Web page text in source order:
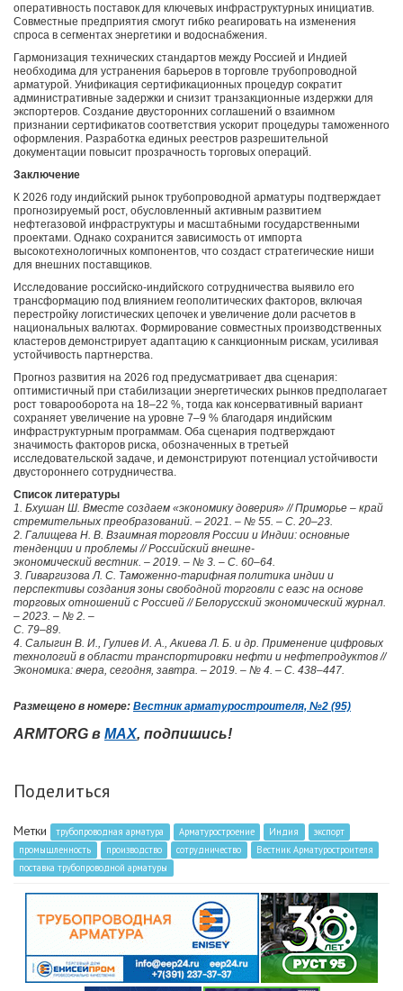
оперативность поставок для ключевых инфраструктурных инициатив.
Совместные предприятия смогут гибко реагировать на изменения
спроса в сегментах энергетики и водоснабжения.
Гармонизация технических стандартов между Россией и Индией
необходима для устранения барьеров в торговле трубопроводной
арматурой. Унификация сертификационных процедур сократит
административные задержки и снизит транзакционные издержки для
экспортеров. Создание двусторонних соглашений о взаимном
признании сертификатов соответствия ускорит процедуры таможенного
оформления. Разработка единых реестров разрешительной
документации повысит прозрачность торговых операций.
Заключение
К 2026 году индийский рынок трубопроводной арматуры подтверждает
прогнозируемый рост, обусловленный активным развитием
нефтегазовой инфраструктуры и масштабными государственными
проектами. Однако сохранится зависимость от импорта
высокотехнологичных компонентов, что создаст стратегические ниши
для внешних поставщиков.
Исследование российско-индийского сотрудничества выявило его
трансформацию под влиянием геополитических факторов, включая
перестройку логистических цепочек и увеличение доли расчетов в
национальных валютах. Формирование совместных производственных
кластеров демонстрирует адаптацию к санкционным рискам, усиливая
устойчивость партнерства.
Прогноз развития на 2026 год предусматривает два сценария:
оптимистичный при стабилизации энергетических рынков предполагает
рост товарооборота на 18–22 %, тогда как консервативный вариант
сохраняет увеличение на уровне 7–9 % благодаря индийским
инфраструктурным программам. Оба сценария подтверждают
значимость факторов риска, обозначенных в третьей
исследовательской задаче, и демонстрируют потенциал устойчивости
двустороннего сотрудничества.
Список литературы
1. Бхушан Ш. Вместе создаем «экономику доверия» // Приморье – край
стремительных преобразований. – 2021. – № 55. – С. 20–23.
2. Галищева Н. В. Взаимная торговля России и Индии: основные
тенденции и проблемы // Российский внешне-
экономический вестник. – 2019. – № 3. – С. 60–64.
3. Гиваргизова Л. С. Таможенно-тарифная политика индии и
перспективы создания зоны свободной торговли с еаэс на основе
торговых отношений с Россией // Белорусский экономический журнал.
– 2023. – № 2. –
С. 79–89.
4. Салыгин В. И., Гулиев И. А., Акиева Л. Б. и др. Применение цифровых
технологий в области транспортировки нефти и нефтепродуктов //
Экономика: вчера, сегодня, завтра. – 2019. – № 4. – С. 438–447.
Размещено в номере: Вестник арматуростроителя, №2 (95)
ARMTORG в MAX, подпишись!
Поделиться
Метки трубопроводная арматура Арматуростроение Индия
экспорт
промышленность
производство сотрудничество
Вестник Арматуростроителя
поставка трубопроводной арматуры